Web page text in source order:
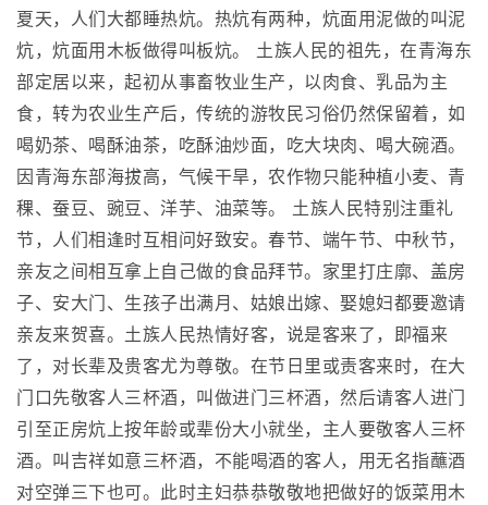
夏天，人们大都睡热炕。热炕有两种，炕面用泥做的叫泥
炕，炕面用木板做得叫板炕。 土族人民的祖先，在青海东
部定居以来，起初从事畜牧业生产，以肉食、乳品为主
食，转为农业生产后，传统的游牧民习俗仍然保留着，如
喝奶茶、喝酥油茶，吃酥油炒面，吃大块肉、喝大碗酒。
因青海东部海拔高，气候干旱，农作物只能种植小麦、青
稞、蚕豆、豌豆、洋芋、油菜等。 土族人民特别注重礼
节，人们相逢时互相问好致安。春节、端午节、中秋节，
亲友之间相互拿上自己做的食品拜节。家里打庄廓、盖房
子、安大门、生孩子出满月、姑娘出嫁、娶媳妇都要邀请
亲友来贺喜。土族人民热情好客，说是客来了，即福来
了，对长辈及贵客尤为尊敬。在节日里或责客来时，在大
门口先敬客人三杯酒，叫做进门三杯酒，然后请客人进门
引至正房炕上按年龄或辈份大小就坐，主人要敬客人三杯
酒。叫吉祥如意三杯酒，不能喝酒的客人，用无名指蘸酒
对空弹三下也可。此时主妇恭恭敬敬地把做好的饭菜用木